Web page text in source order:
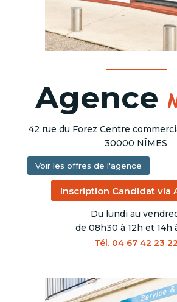
Agence
42 rue du Forez Centre
30000 NÎMES
Voir les offres de l'agence
Inscription Candidat via
Du lundi au
de 08h30 à 12h et 14h
Tél. 04 67 42 23 22